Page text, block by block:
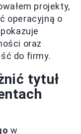
projekty,
operacyjną o
oraz
do firmy.
tytuł
w